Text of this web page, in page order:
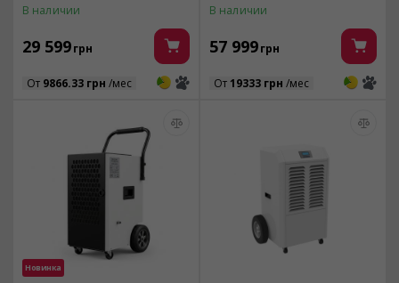
В наличии
29 599грн
От 9866.33 грн /мес 3 3
В наличии
57 999грн
От 19333 грн /мес 3 3
Новинка